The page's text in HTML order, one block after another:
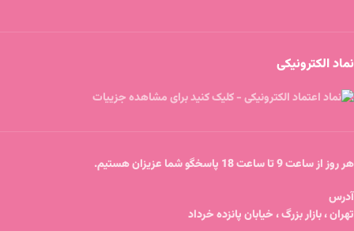
نماد الکترونیکی
هر روز از ساعت 9 تا ساعت 18 پاسخگو شما عزیزان هستیم.
آدرس
تهران ، بازار بزرگ ، خیابان پانزده خرداد